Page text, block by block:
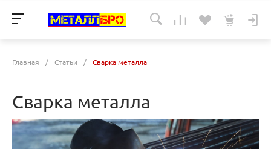
Главная / Статьи / Сварка металла
Сварка металла